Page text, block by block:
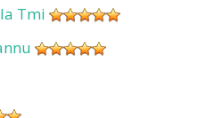
Tmi